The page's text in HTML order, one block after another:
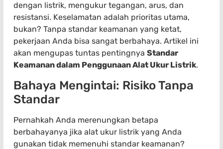
dengan listrik, mengukur tegangan, arus, dan
resistansi. Keselamatan adalah prioritas utama,
bukan? Tanpa standar keamanan yang ketat,
pekerjaan Anda bisa sangat berbahaya. Artikel ini
akan mengupas tuntas pentingnya Standar
Keamanan dalam Penggunaan Alat Ukur Listrik.
Bahaya Mengintai: Risiko Tanpa
Standar
Pernahkah Anda merenungkan betapa
berbahayanya jika alat ukur listrik yang Anda
gunakan tidak memenuhi standar keamanan?